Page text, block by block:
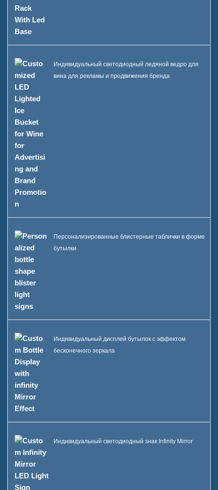
Индивидуальный светодиодный ледяной ведро для
вина для рекламы и продвижения бренда
Персонализированные блистерные таблички в форме
бутылки
Индивидуальный дисплей бутылок с эффектом
бесконечного зеркала
Индивидуальный светодиодный знак Infinity Mirror